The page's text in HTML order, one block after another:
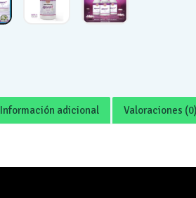
Información adicional Valoraciones (0)